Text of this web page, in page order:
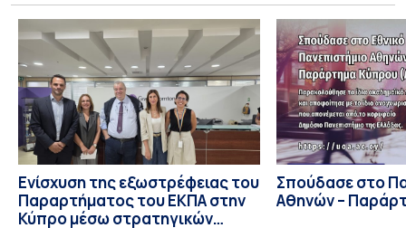
Ιουλίου στο Blagoevgrad της Βουλγαρίας. Σε αυτόν
συμμετείχαν 447 φοιτητές εκπροσωπώντας 135
πανεπιστήμια από 46 χώρες. Από την Ελλάδα, συμμετείχαν
επίσης το Εθνικό Μετσόβιο Πολυτεχνείο, το Αριστοτέλειο
Πανεπιστήμιο […]
Ενίσχυση της εξωστρέφειας του
Παραρτήματος του ΕΚΠΑ στην
Κύπρο μέσω στρατηγικών
Σπούδασε στο
Αθηνών –